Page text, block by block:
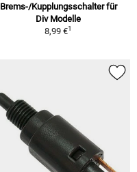
Brems-/Kupplungsschalter für
Div Modelle
8,99 €1